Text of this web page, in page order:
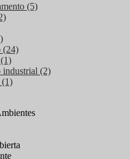
(5)
(24)
industrial (2)
(1)